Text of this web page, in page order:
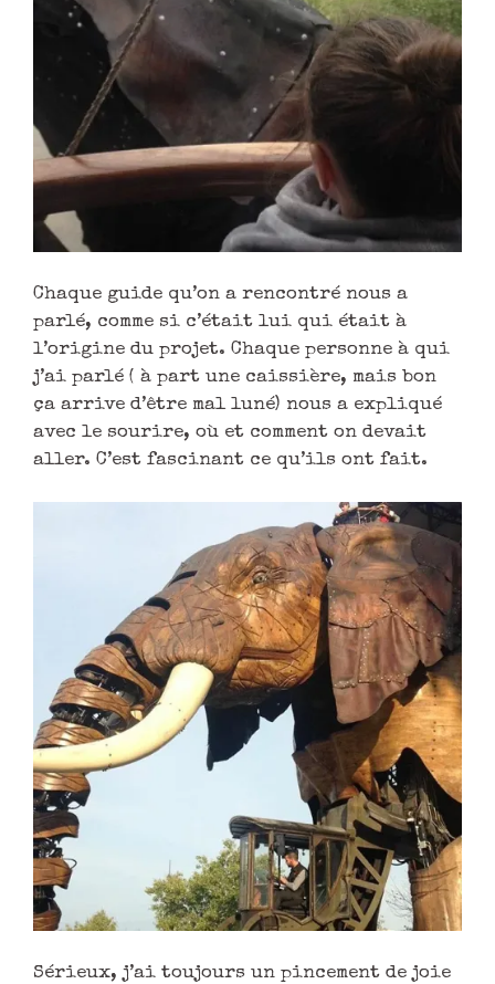
Chaque guide qu’on a rencontré nous a
parlé, comme si c’était lui qui était à
l’origine du projet. Chaque personne à qui
j’ai parlé ( à part une caissière, mais bon
ça arrive d’être mal luné) nous a expliqué
avec le sourire, où et comment on devait
aller. C’est fascinant ce qu’ils ont fait.
Sérieux, j’ai toujours un pincement de joie